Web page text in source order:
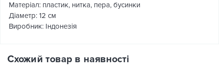
Матеріал: пластик, нитка, пера, бусинки
Діаметр: 12 см
Виробник: Індонезія
Схожий товар в наявності